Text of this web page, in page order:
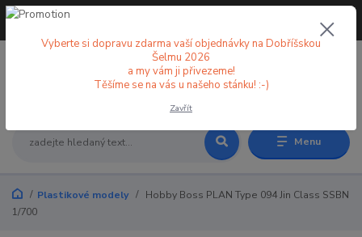
Menu
+420 773 998 582
Plastikové modely
Hobby Boss PLAN Type 094 Jin Class SSBN
1/700
Vyberte si dopravu zdarma vaší objednávky na Dobříšskou
Šelmu 2026
a my vám ji přivezeme!
Těšíme se na vás u našeho stánku! :-)
Zavřít